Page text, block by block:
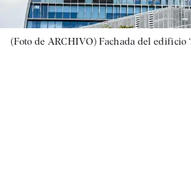
(Foto de ARCHIVO) Fachada del edificio